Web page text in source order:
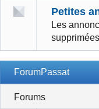
Petites
Les
ForumPassat
Forums